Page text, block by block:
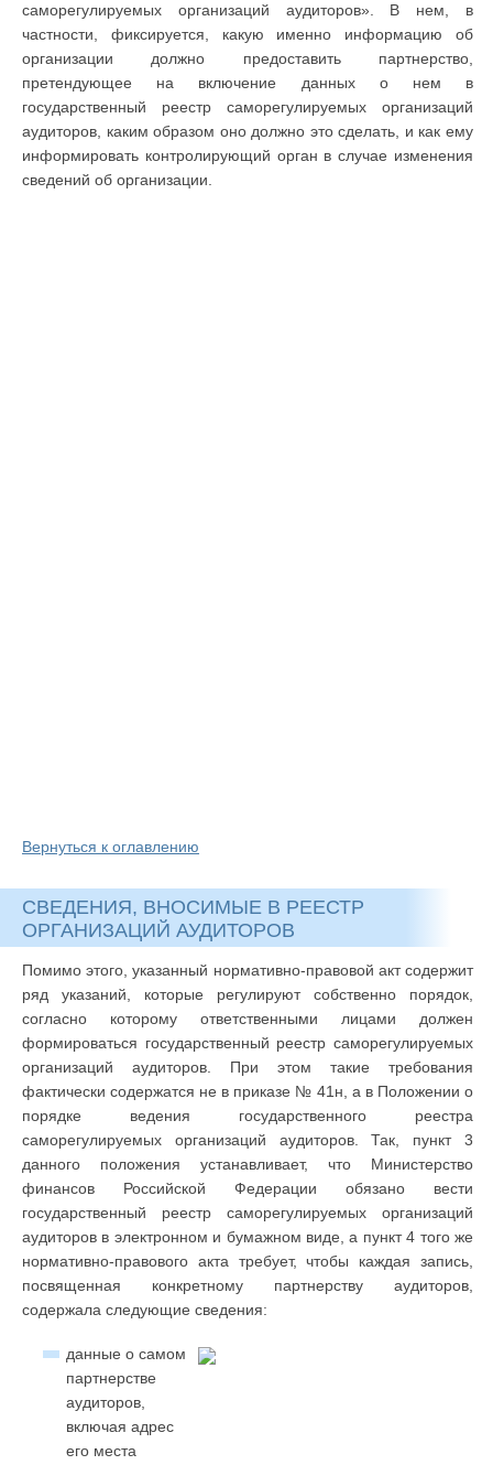
саморегулируемых организаций аудиторов». В нем, в
частности, фиксируется, какую именно информацию об
организации должно предоставить партнерство,
претендующее на включение данных о нем в
государственный реестр саморегулируемых организаций
аудиторов, каким образом оно должно это сделать, и как ему
информировать контролирующий орган в случае изменения
сведений об организации.
Вернуться к оглавлению
СВЕДЕНИЯ, ВНОСИМЫЕ В РЕЕСТР
ОРГАНИЗАЦИЙ АУДИТОРОВ
Помимо этого, указанный нормативно-правовой акт содержит
ряд указаний, которые регулируют собственно порядок,
согласно которому ответственными лицами должен
формироваться государственный реестр саморегулируемых
организаций аудиторов. При этом такие требования
фактически содержатся не в приказе № 41н, а в Положении о
порядке ведения государственного реестра
саморегулируемых организаций аудиторов. Так, пункт 3
данного положения устанавливает, что Министерство
финансов Российской Федерации обязано вести
государственный реестр саморегулируемых организаций
аудиторов в электронном и бумажном виде, а пункт 4 того же
нормативно-правового акта требует, чтобы каждая запись,
посвященная конкретному партнерству аудиторов,
содержала следующие сведения:
данные о самом
партнерстве
аудиторов,
включая адрес
его места